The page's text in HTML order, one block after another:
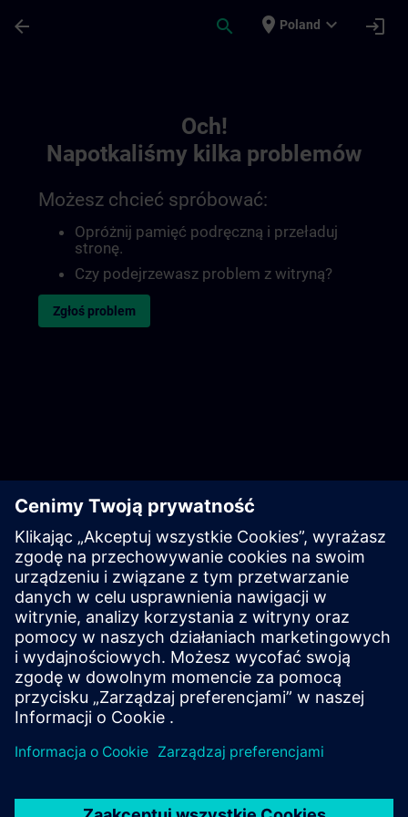
arrow_back search place Poland expand_more login
Och!
Napotkaliśmy kilka problemów
Możesz chcieć spróbować:
Opróżnij pamięć podręczną i przeładuj
stronę.
Czy podejrzewasz problem z witryną?
Zgłoś problem